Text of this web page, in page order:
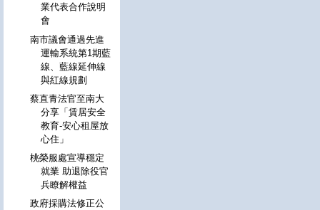
業代表合作說明
會
南市議會通過先進
運輸系統第1期藍
線、藍線延伸線
與紅線規劃
蔡直青法官至南大
分享「賃居安全
教育-安心租屋放
心住」
桃榮服處宣導穩定
就業 助退除役官
兵瞭解權益
政府採購法修正公